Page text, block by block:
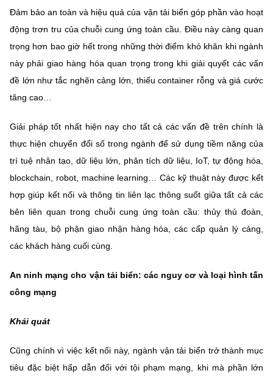
Đảm bảo an toàn và hiệu quả của vận tải biển góp phần vào hoạt
động trơn tru của chuỗi cung ứng toàn cầu. Điều này càng quan
trọng hơn bao giờ hết trong những thời điểm khó khăn khi ngành
này phải giao hàng hóa quan trọng trong khi giải quyết các vấn
đề lớn như tắc nghẽn cảng lớn, thiếu container rỗng và giá cước
tăng cao…
Giải pháp tốt nhất hiện nay cho tất cả các vấn đề trên chính là
thực hiện chuyển đổi số trong ngành để sử dụng tiềm năng của
trí tuệ nhân tạo, dữ liệu lớn, phân tích dữ liệu, IoT, tự động hóa,
blockchain, robot, machine learning… Các kỹ thuật này được kết
hợp giúp kết nối và thông tin liên lạc thông suốt giữa tất cả các
bên liên quan trong chuỗi cung ứng toàn cầu: thủy thủ đoàn,
hãng tàu, bộ phận giao nhận hàng hóa, các cấp quản lý cảng,
các khách hàng cuối cùng.
An ninh mạng cho vận tải biển: các nguy cơ và loại hình tấn
công mạng
Khái quát
Cũng chính vì việc kết nối này, ngành vận tải biển trở thành mục
tiêu đặc biệt hấp dẫn đối với tội phạm mạng, khi mà phần lớn